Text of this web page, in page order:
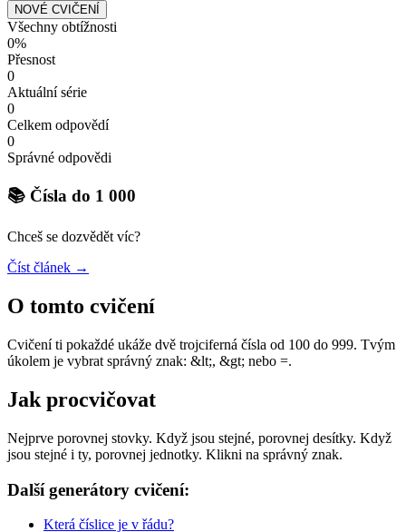
NOVÉ CVIČENÍ
Všechny obtížnosti
0%
Přesnost
0
Aktuální série
0
Celkem odpovědí
0
Správné odpovědi
📚 Čísla do 1 000
Chceš se dozvědět víc?
Číst článek →
O tomto cvičení
Cvičení ti pokaždé ukáže dvě trojciferná čísla od 100 do 999. Tvým
úkolem je vybrat správný znak: &lt;, &gt; nebo =.
Jak procvičovat
Nejprve porovnej stovky. Když jsou stejné, porovnej desítky. Když
jsou stejné i ty, porovnej jednotky. Klikni na správný znak.
Další generátory cvičení:
Která číslice je v řádu?